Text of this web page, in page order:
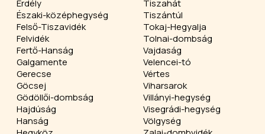
Erdély
Északi-középhegység
Felső-Tiszavidék
Felvidék
Fertő-Hanság
Galgamente
Gerecse
Göcsej
Gödöllői-dombság
Hajdúság
Hanság
Tiszahát
Tiszántúl
Tokaj-Hegyalja
Tolnai-dombság
Vajdaság
Velencei-tó
Vértes
Viharsarok
Villányi-hegység
Visegrádi-hegység
Völgység